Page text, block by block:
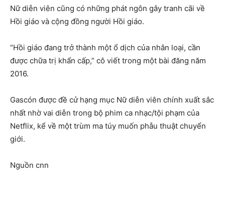
Nữ diễn viên cũng có những phát ngôn gây tranh cãi về
Hồi giáo và cộng đồng người Hồi giáo.
“Hồi giáo đang trở thành một ổ dịch của nhân loại, cần
được chữa trị khẩn cấp,” cô viết trong một bài đăng năm
2016.
Gascón được đề cử hạng mục Nữ diễn viên chính xuất sắc
nhất nhờ vai diễn trong bộ phim ca nhạc/tội phạm của
Netflix, kể về một trùm ma túy muốn phẫu thuật chuyển
giới.
Nguồn cnn